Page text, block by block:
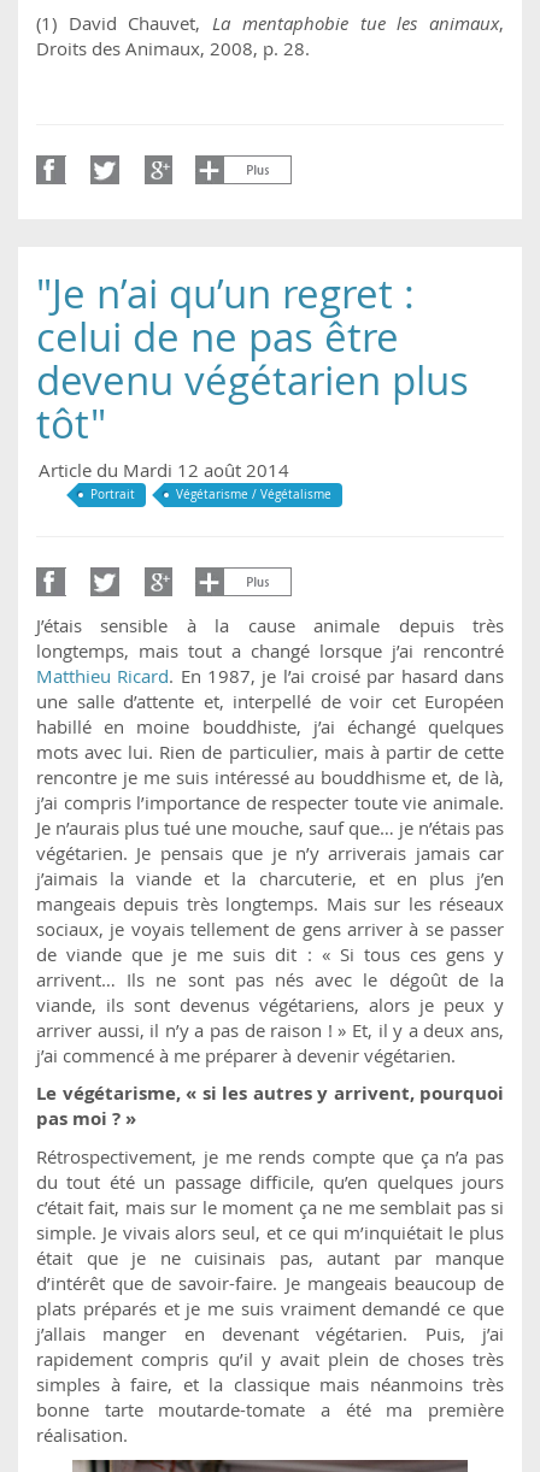
(1) David Chauvet, La mentaphobie tue les animaux,
Droits des Animaux, 2008, p. 28.
"Je n’ai qu’un regret :
celui de ne pas être
devenu végétarien plus
tôt"
Article du Mardi 12 août 2014
Portrait Végétarisme / Végétalisme
J’étais sensible à la cause animale depuis très
longtemps, mais tout a changé lorsque j’ai rencontré
Matthieu Ricard. En 1987, je l’ai croisé par hasard dans
une salle d’attente et, interpellé de voir cet Européen
habillé en moine bouddhiste, j’ai échangé quelques
mots avec lui. Rien de particulier, mais à partir de cette
rencontre je me suis intéressé au bouddhisme et, de là,
j’ai compris l’importance de respecter toute vie animale.
Je n’aurais plus tué une mouche, sauf que… je n’étais pas
végétarien. Je pensais que je n’y arriverais jamais car
j’aimais la viande et la charcuterie, et en plus j’en
mangeais depuis très longtemps. Mais sur les réseaux
sociaux, je voyais tellement de gens arriver à se passer
de viande que je me suis dit : « Si tous ces gens y
arrivent… Ils ne sont pas nés avec le dégoût de la
viande, ils sont devenus végétariens, alors je peux y
arriver aussi, il n’y a pas de raison ! » Et, il y a deux ans,
j’ai commencé à me préparer à devenir végétarien.
Le végétarisme, « si les autres y arrivent, pourquoi
pas moi ? »
Rétrospectivement, je me rends compte que ça n’a pas
du tout été un passage difficile, qu’en quelques jours
c’était fait, mais sur le moment ça ne me semblait pas si
simple. Je vivais alors seul, et ce qui m’inquiétait le plus
était que je ne cuisinais pas, autant par manque
d’intérêt que de savoir-faire. Je mangeais beaucoup de
plats préparés et je me suis vraiment demandé ce que
j’allais manger en devenant végétarien. Puis, j’ai
rapidement compris qu’il y avait plein de choses très
simples à faire, et la classique mais néanmoins très
bonne tarte moutarde-tomate a été ma première
réalisation.